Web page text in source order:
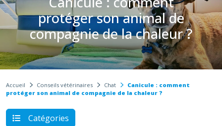
protéger son animal de
compagnie de la chaleur ?
Accueil Conseils vétérinaires Chat
Canicule : comment
protéger son animal de compagnie de la chaleur ?
Catégories